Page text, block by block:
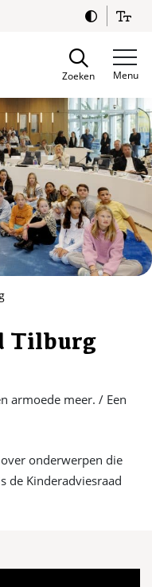
Menu
Zoeken
Tilburg
armoede meer. / Een
onderwerpen die
de Kinderadviesraad